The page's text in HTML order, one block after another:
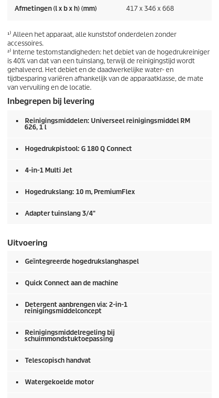
Afmetingen (l x b x h) (mm) 417 x 346 x 668
¹⁾ Alleen het apparaat, alle kunststof onderdelen zonder
accessoires.
²⁾ Interne testomstandigheden: het debiet van de hogedrukreiniger
is 40% van dat van een tuinslang, terwijl de reinigingstijd wordt
gehalveerd. Het debiet en de daadwerkelijke water- en
tijdbesparing variëren afhankelijk van de apparaatklasse, de mate
van vervuiling en de locatie.
Inbegrepen bij levering
Reinigingsmiddelen: Universeel reinigingsmiddel RM
626, 1 l
Hogedrukpistool: G 180 Q Connect
4-in-1 Multi Jet
Hogedrukslang: 10 m, PremiumFlex
Adapter tuinslang 3/4"
Uitvoering
Geïntegreerde hogedrukslanghaspel
Quick Connectaan de machine
Detergent aanbrengen via: 2-in-1
reinigingsmiddelconcept
Reinigingsmiddelregeling bij
schuimmondstuktoepassing
Telescopisch handvat
Watergekoelde motor